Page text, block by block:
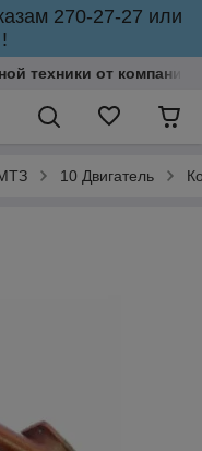
270-27-27 или
техники от
10 Двигатель